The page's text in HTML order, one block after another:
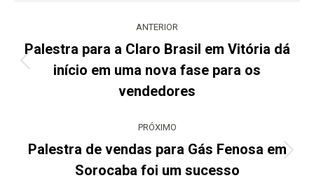
post:
ANTERIOR
Post
anterior:
Palestra para a Claro Brasil em Vitória dá
início em uma nova fase para os
vendedores
PRÓXIMO
Próximo
post:
Palestra de vendas para Gás Fenosa em
Sorocaba foi um sucesso